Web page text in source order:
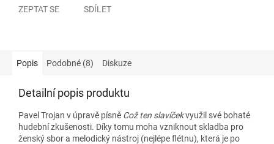
ZEPTAT SE SDÍLET
Popis Podobné (8) Diskuze
Detailní popis produktu
Pavel Trojan v úpravě písně Což ten slavíčekvyužil své bohaté
hudební zkušenosti. Díky tomu moha vzniknout skladba pro
ženský sbor a melodický nástroj (nejlépe flétnu), která je po